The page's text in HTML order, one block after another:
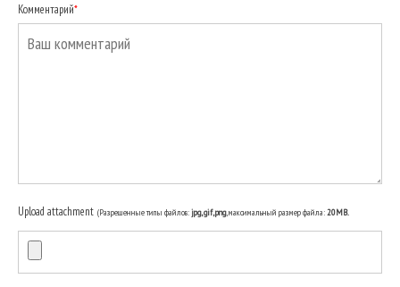
Комментарий*
Upload attachment (Разрешенные типы файлов:jpg, gif, png, максимальный размер файла:20MB.